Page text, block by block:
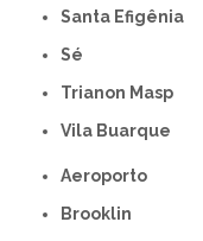
Santa Efigênia
Sé
Trianon Masp
Vila Buarque
Aeroporto
Brooklin